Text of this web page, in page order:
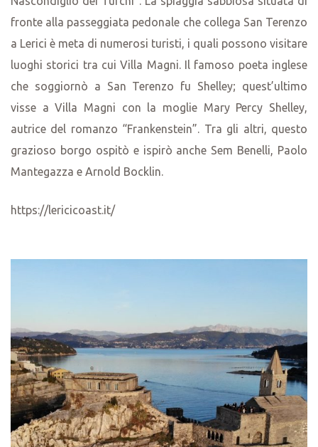
fronte alla passeggiata pedonale che collega San Terenzo
a Lerici è meta di numerosi turisti, i quali possono visitare
luoghi storici tra cui Villa Magni. Il famoso poeta inglese
che soggiornò a San Terenzo fu Shelley; quest’ultimo
visse a Villa Magni con la moglie Mary Percy Shelley,
autrice del romanzo “Frankenstein”. Tra gli altri, questo
grazioso borgo ospitò e ispirò anche Sem Benelli, Paolo
Mantegazza e Arnold Bocklin.
https://lericicoast.it/